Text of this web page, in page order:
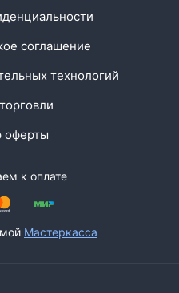
соглашение
технологий
оферты
к оплате
Мастеркасса